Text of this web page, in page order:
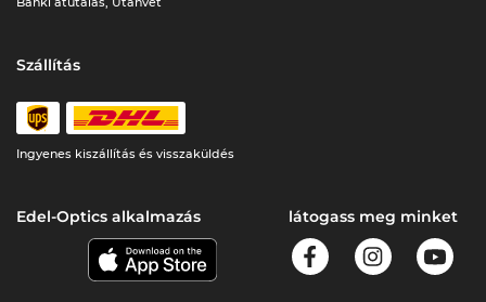
Szállítás
Ingyenes kiszállítás és visszaküldés
Edel-Optics alkalmazás látogass meg minket